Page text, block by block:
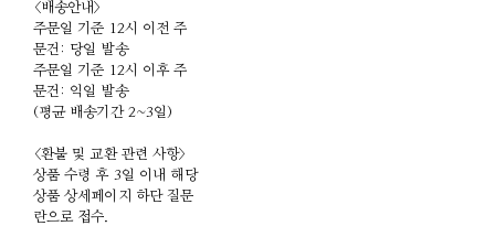
<배송안내>
주문일 기준 12시 이전 주
문건: 당일 발송
주문일 기준 12시 이후 주
문건: 익일 발송
(평균 배송기간 2~3일)
<환불 및 교환 관련 사항>
상품 수령 후 3일 이내 해당
상품 상세페이지 하단 질문
란으로 접수.